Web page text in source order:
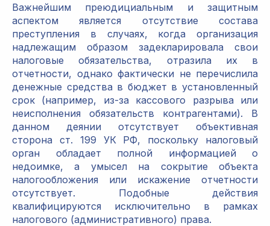
Важнейшим преюдициальным и защитным
аспектом является отсутствие состава
преступления в случаях, когда организация
надлежащим образом задекларировала свои
налоговые обязательства, отразила их в
отчетности, однако фактически не перечислила
денежные средства в бюджет в установленный
срок (например, из-за кассового разрыва или
неисполнения обязательств контрагентами). В
данном деянии отсутствует объективная
сторона ст. 199 УК РФ, поскольку налоговый
орган обладает полной информацией о
недоимке, а умысел на сокрытие объекта
налогообложения или искажение отчетности
отсутствует. Подобные действия
квалифицируются исключительно в рамках
налогового (административного) права.